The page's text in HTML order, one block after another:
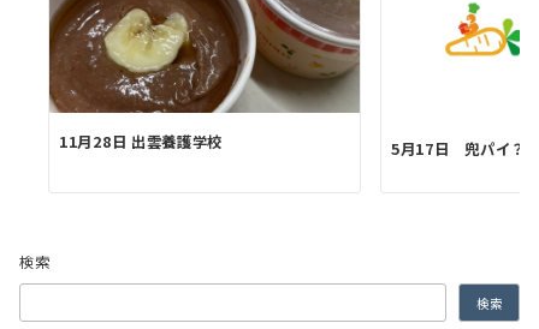
11月28日 出雲養護学校 5月17日 兜パイ？
検索
検索